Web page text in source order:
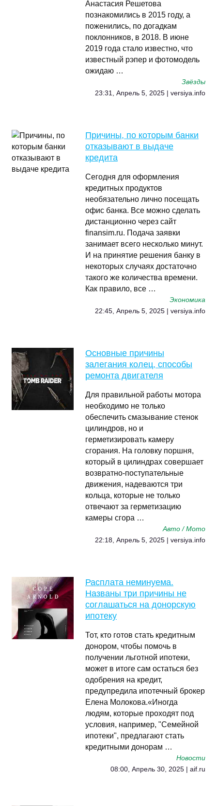
Анастасия Решетова
познакомились в 2015 году, а
поженились, по догадкам
поклонников, в 2018. В июне
2019 года стало известно, что
известный рэпер и фотомодель
ожидаю …
Звёзды
23:31, Апрель 5, 2025 | versiya.info
Причины, по которым банки
отказывают в выдаче
кредита
Сегодня для оформления
кредитных продуктов
необязательно лично посещать
офис банка. Все можно сделать
дистанционно через сайт
finansim.ru. Подача заявки
занимает всего несколько минут.
И на принятие решения банку в
некоторых случаях достаточно
такого же количества времени.
Как правило, все …
Экономика
22:45, Апрель 5, 2025 | versiya.info
Основные причины
залегания колец, способы
ремонта двигателя
Для правильной работы мотора
необходимо не только
обеспечить смазывание стенок
цилиндров, но и
герметизировать камеру
сгорания. На головку поршня,
который в цилиндрах совершает
возвратно-поступательные
движения, надеваются три
кольца, которые не только
отвечают за герметизацию
камеры сгора …
Авто / Мото
22:18, Апрель 5, 2025 | versiya.info
Расплата неминуема.
Названы три причины не
соглашаться на донорскую
ипотеку
Тот, кто готов стать кредитным
донором, чтобы помочь в
получении льготной ипотеки,
может в итоге сам остаться без
одобрения на кредит,
предупредила ипотечный брокер
Елена Молокова.«Иногда
людям, которые проходят под
условия, например, "Семейной
ипотеки", предлагают стать
кредитными донорам …
Новости
08:00, Апрель 30, 2025 | aif.ru